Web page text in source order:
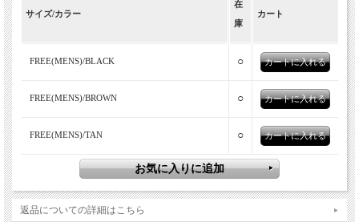
ーブ。
Glencroft（グレンクロフト）は、牧羊が盛んなイギリス中部ヨー
サイズ/カラー
在
庫
カート
FREE(MENS)/BLACK ○
FREE(MENS)/BROWN ○
FREE(MENS)/TAN ○
返品についての詳細はこちら